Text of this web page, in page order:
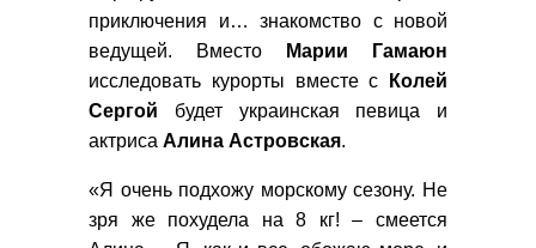
приключения и… знакомство с новой
ведущей. Вместо
Марии Гамаюн
исследовать курорты вместе с
Колей
Сергой будет украинская певица и
актриса Алина Астровская.
«Я очень подхожу морскому сезону. Не
зря же похудела на 8 кг! – смеется